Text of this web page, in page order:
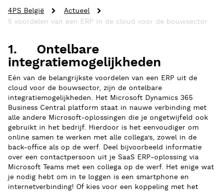
4PS België
Actueel
5 voordelen van een ERP in de cloud voor de bouwsector
1. Ontelbare
integratiemogelijkheden
Eén van de belangrijkste voordelen van een ERP uit de
cloud voor de bouwsector, zijn de ontelbare
integratiemogelijkheden. Het Microsoft Dynamics 365
Business Central platform staat in nauwe verbinding met
alle andere Microsoft-oplossingen die je ongetwijfeld ook
gebruikt in het bedrijf. Hierdoor is het eenvoudiger om
online samen te werken met alle collega’s, zowel in de
back-office als op de werf. Deel bijvoorbeeld informatie
over een contactpersoon uit je SaaS ERP-oplossing via
Microsoft Teams met een collega op de werf. Het enige wat
je nodig hebt om in te loggen is een smartphone en
internetverbinding! Of kies voor een koppeling met het